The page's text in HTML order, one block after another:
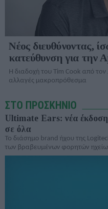
Νέος διευθύνοντας,
κατεύθυνση για την
Η διαδοχή του Tim Cook από τον
αλλαγές μακροπρόθεσμα
ΣΤΟ ΠΡΟΣΚΗΝΙΟ
Ultimate Ears: νέα
σε όλα
To διάσημο brand ήχου της
των βραβευμένων φορητών